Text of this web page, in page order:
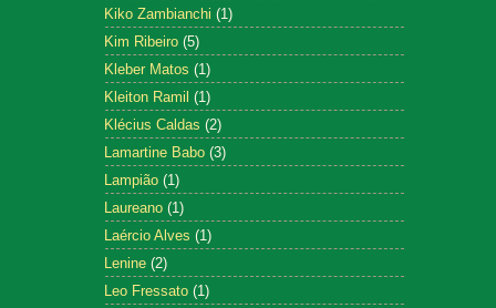
Kiko Zambianchi (1)
Kim Ribeiro (5)
Kleber Matos (1)
Kleiton Ramil (1)
Klécius Caldas (2)
Lamartine Babo (3)
Lampião (1)
Laureano (1)
Laércio Alves (1)
Lenine (2)
Leo Fressato (1)